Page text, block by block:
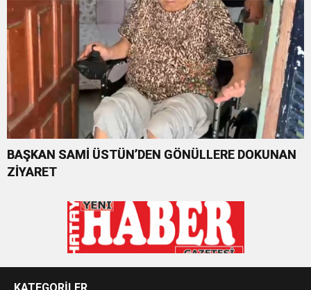
BAŞKAN SAMİ ÜSTÜN’DEN GÖNÜLLERE DOKUNAN
ZİYARET
KATEGORİLER